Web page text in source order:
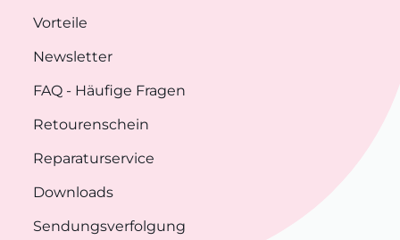
Vorteile
Newsletter
FAQ - Häufige Fragen
Retourenschein
Reparaturservice
Downloads
Sendungsverfolgung